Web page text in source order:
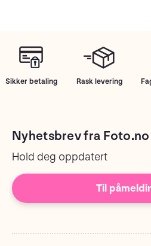
Sikker betaling Rask levering
Nyhetsbrev fra Foto.no
Hold deg oppdatert
Til